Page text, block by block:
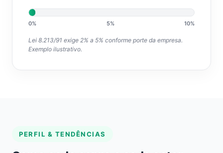
0% 5% 10%
Lei 8.213/91 exige 2% a 5% conforme porte da empresa.
Exemplo ilustrativo.
PERFIL & TENDÊNCIAS